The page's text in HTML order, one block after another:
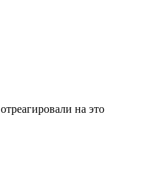
отреагировали на это